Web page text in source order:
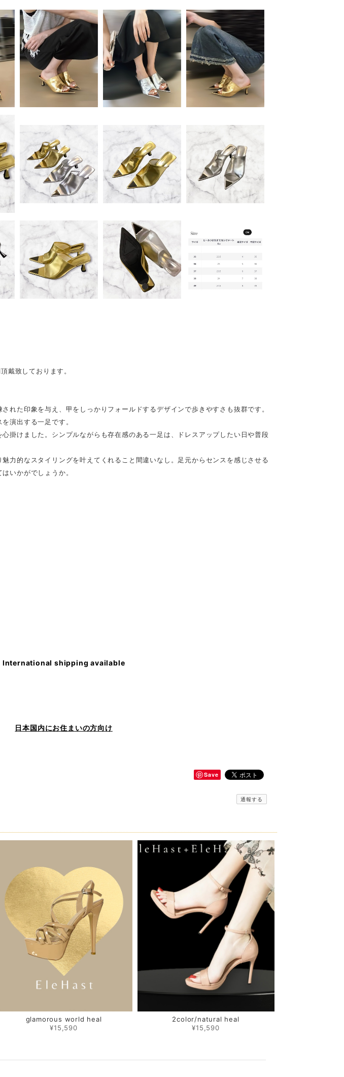
戴致しております。
れた印象を与え、甲をしっかりフォールドするデザインで歩きやすさも抜群です。
演出する一足です。
掛けました。シンプルながらも存在感のある一足は、ドレスアップしたい日や普段
力的なスタイリングを叶えてくれること間違いなし。足元からセンスを感じさせる
いかがでしょうか。
International shipping available
日本国内にお住まいの方向け
Save
通報する
glamorous world heal
¥15,590
2color/natural heal
¥15,590